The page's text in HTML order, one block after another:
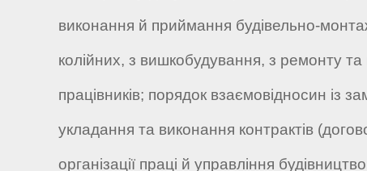
виконання й приймання будівельно-
колійних, з вишкобудування, з ремонту
працівників; порядок взаємовідносин із
укладання та виконання контрактів
організації праці й управління